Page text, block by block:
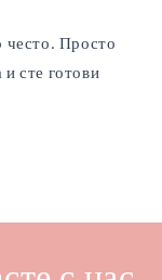
често. Просто
сте готови